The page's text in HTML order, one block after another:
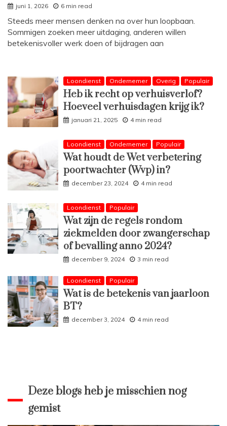
juni 1, 2026 6 min read
Steeds meer mensen denken na over hun loopbaan.
Sommigen zoeken meer uitdaging, anderen willen
betekenisvoller werk doen of bijdragen aan
Loondienst Ondernemer Overig Populair
Heb ik recht op verhuisverlof?
Hoeveel verhuisdagen krijg ik?
januari 21, 2025 4 min read
Loondienst Ondernemer Populair
Wat houdt de Wet verbetering
poortwachter (Wvp) in?
december 23, 2024 4 min read
Loondienst Populair
Wat zijn de regels rondom
ziekmelden door zwangerschap
of bevalling anno 2024?
december 9, 2024 3 min read
Loondienst Populair
Wat is de betekenis van jaarloon
BT?
december 3, 2024 4 min read
Deze blogs heb je misschien nog
gemist